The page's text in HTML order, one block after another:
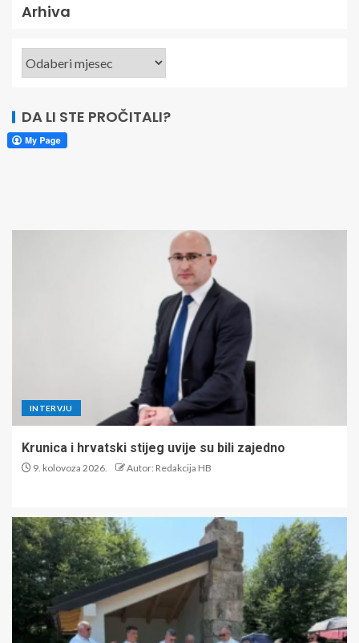
Arhiva
DA LI STE PROČITALI?
INTERVJU
Krunica i hrvatski stijeg uvije su bili zajedno
9. kolovoza 2026. Autor: Redakcija HB